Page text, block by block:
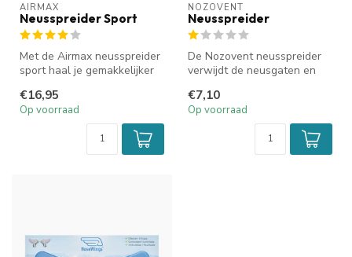
AIRMAX
Neusspreider Sport
Met de Airmax neusspreider
sport haal je gemakkelijker
€16,95
Op voorraad
NOZOVENT
Neusspreider
De Nozovent neusspreider
verwijdt de neusgaten en
luchtstroo...
€7,10
Op voorraad